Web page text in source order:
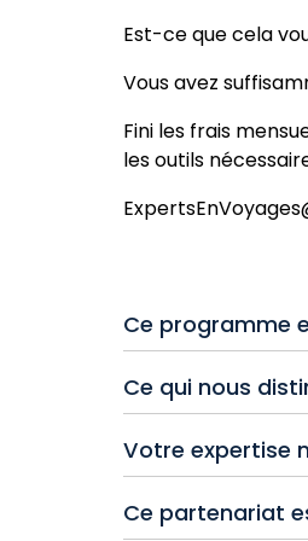
Est-ce que cela
Vous avez
Fini les frais
les outils
Ce programme
Un agent qui
Un vendeur qui
Un
Un agent prêt à
Ce qui nous
Mieux encore,
mauvaises
Votre expertise
relations avec les
Ce partenariat